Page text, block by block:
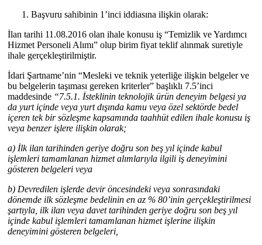
Başvuru sahibinin 1’inci iddiasına ilişkin olarak:
İlan tarihi 11.08.2016 olan ihale konusu iş “Temizlik ve Yardımcı
Hizmet Personeli Alımı” olup birim fiyat teklif alınmak suretiyle
ihale gerçekleştirilmiştir.
İdari Şartname’nin “Mesleki ve teknik yeterliğe ilişkin belgeler ve
bu belgelerin taşıması gereken kriterler” başlıklı 7.5’inci
maddesinde “7.5.1. İsteklinin teknolojik ürün deneyim belgesi ya
da yurt içinde veya yurt dışında kamu veya özel sektörde bedel
içeren tek bir sözleşme kapsamında taahhüt edilen ihale konusu iş
veya benzer işlere ilişkin olarak;
a) İlk ilan tarihinden geriye doğru son beş yıl içinde kabul
işlemleri tamamlanan hizmet alımlarıyla ilgili iş deneyimini
gösteren belgeleri veya
b) Devredilen işlerde devir öncesindeki veya sonrasındaki
dönemde ilk sözleşme bedelinin en az % 80’inin gerçekleştirilmesi
şartıyla, ilk ilan veya davet tarihinden geriye doğru son beş yıl
içinde kabul işlemleri tamamlanan hizmet işlerine ilişkin
deneyimini gösteren belgeleri,